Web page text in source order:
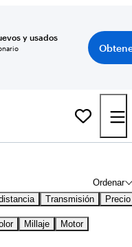
y usados
Ordenar
Transmisión Precio
Millaje
Motor